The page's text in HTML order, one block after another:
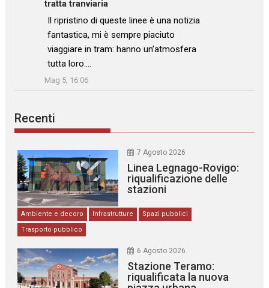
tratta tranviaria
: “
Il ripristino di queste linee è una notizia
fantastica, mi è sempre piaciuto
viaggiare in tram: hanno un’atmosfera
tutta loro.…
”
Mag 5, 16:06
Recenti
7 Agosto 2026
Linea Legnago-Rovigo:
riqualificazione delle
stazioni
Ambiente e decoro Infrastrutture
Spazi pubblici
Trasporto pubblico
6 Agosto 2026
Stazione Teramo:
riqualificata la nuova